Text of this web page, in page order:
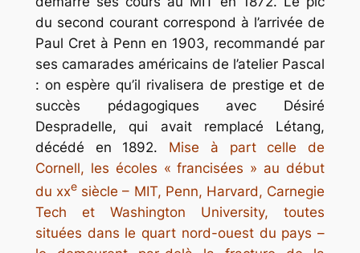
du second courant correspond à l’arrivée de
Paul Cret à Penn en 1903, recommandé par
ses camarades américains de l’atelier Pascal
: on espère qu’il rivalisera de prestige et de
succès pédagogiques avec Désiré
Despradelle, qui avait remplacé Létang,
décédé en 1892. Mise à part celle de
Cornell, les écoles « francisées » au début
du xxe siècle – MIT, Penn, Harvard, Carnegie
Tech et Washington University, toutes
situées dans le quart nord-ouest du pays –